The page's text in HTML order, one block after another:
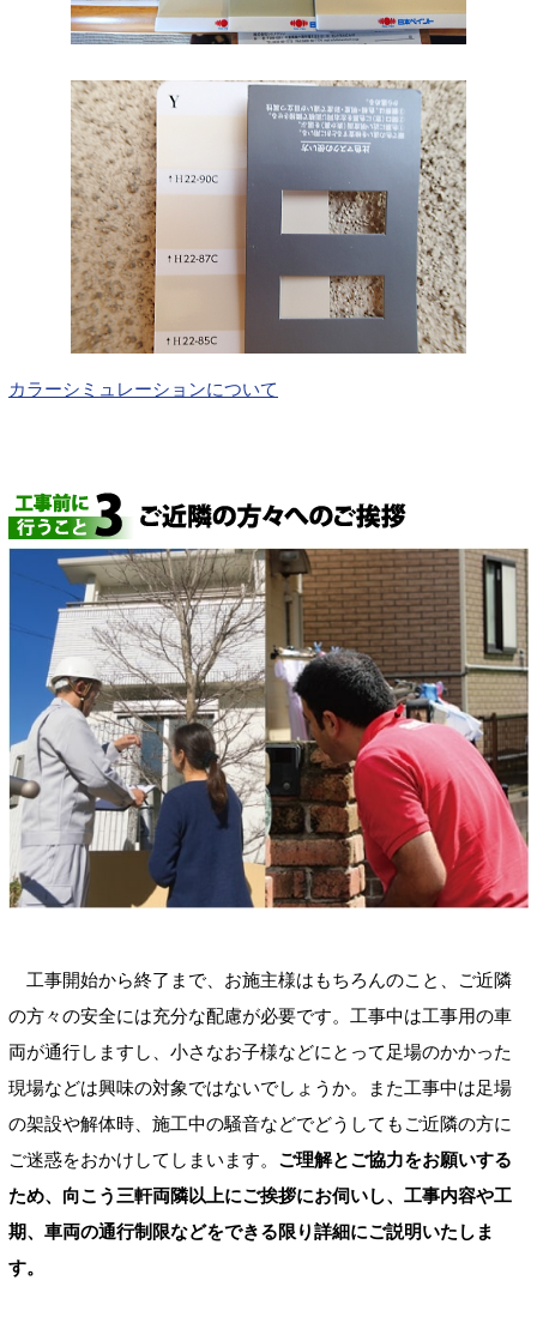
カラーシミュレーションについて
工事開始から終了まで、お施主様はもちろんのこと、ご近隣
の方々の安全には充分な配慮が必要です。工事中は工事用の車
両が通行しますし、小さなお子様などにとって足場のかかった
現場などは興味の対象ではないでしょうか。また工事中は足場
の架設や解体時、施工中の騒音などでどうしてもご近隣の方に
ご迷惑をおかけしてしまいます。 ご理解とご協力をお願いする
ため、向こう三軒両隣以上にご挨拶にお伺いし、工事内容や工
期、車両の通行制限などをできる限り詳細にご説明いたしま
す。